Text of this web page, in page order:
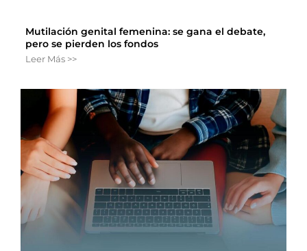
Mutilación genital femenina: se gana el debate,
pero se pierden los fondos
Leer Más >>